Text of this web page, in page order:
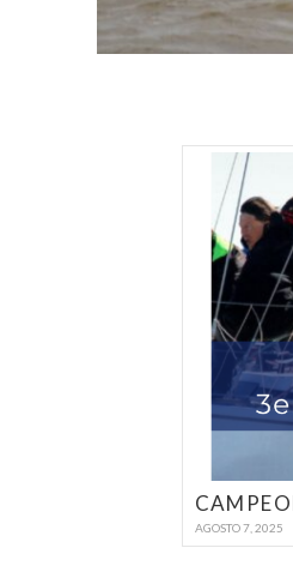
AGOSTO 7, 2025